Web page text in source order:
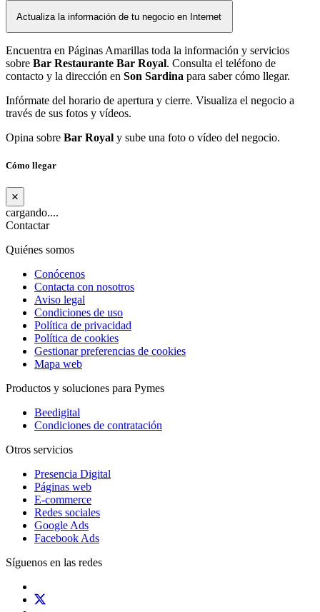
Actualiza la información de tu negocio en Internet
Encuentra en Páginas Amarillas toda la información y servicios
sobre Bar Restaurante Bar Royal. Consulta el teléfono de
contacto y la dirección en Son Sardina para saber cómo llegar.
Infórmate del horario de apertura y cierre. Visualiza el negocio a
través de sus fotos y vídeos.
Opina sobre Bar Royal y sube una foto o vídeo del negocio.
Cómo llegar
×
cargando....
Contactar
Quiénes somos
Conócenos
Contacta con nosotros
Aviso legal
Condiciones de uso
Política de privacidad
Política de cookies
Gestionar preferencias de cookies
Mapa web
Productos y soluciones para Pymes
Beedigital
Condiciones de contratación
Otros servicios
Presencia Digital
Páginas web
E-commerce
Redes sociales
Google Ads
Facebook Ads
Síguenos en las redes